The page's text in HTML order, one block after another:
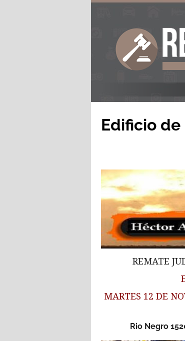
Edificio de
REMATE
MARTES 12 DE
Rio Negro